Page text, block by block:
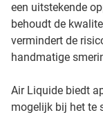
een uitstekende
behoudt de
vermindert de
handmatige
Air Liquide biedt
mogelijk bij het te